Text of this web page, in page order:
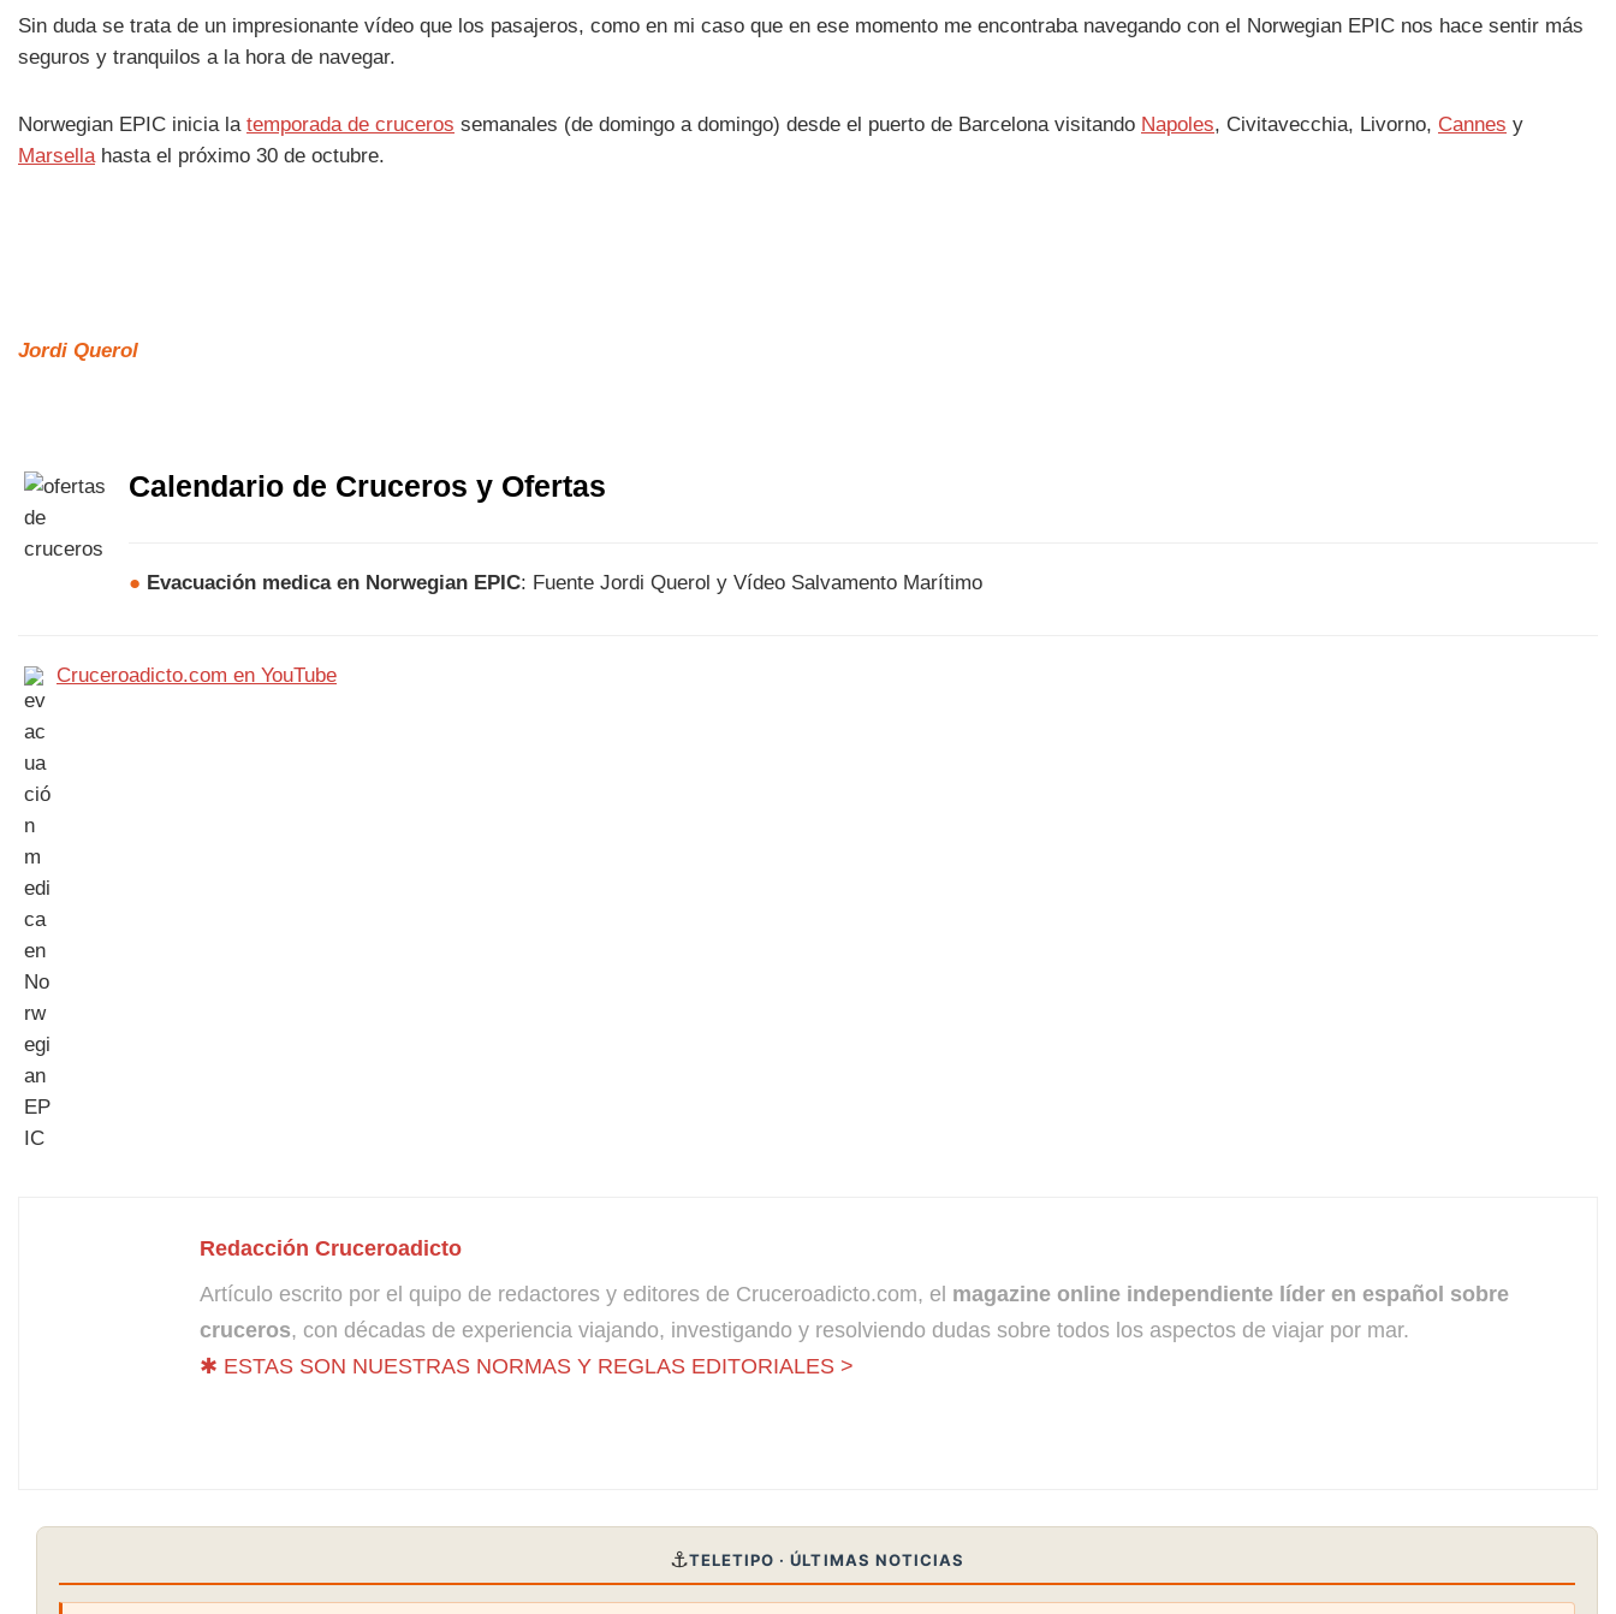
Sin duda se trata de un impresionante vídeo que los pasajeros, como en mi caso que en ese momento me encontraba navegando con el Norwegian EPIC nos hace sentir más
seguros y tranquilos a la hora de navegar.
Norwegian EPIC inicia la temporada de cruceros semanales (de domingo a domingo) desde el puerto de Barcelona visitando Napoles, Civitavecchia, Livorno, Cannes y
Marsella hasta el próximo 30 de octubre.
Jordi Querol
Calendario de Cruceros y Ofertas
● Evacuación medica en Norwegian EPIC: Fuente Jordi Querol y Vídeo Salvamento Marítimo
Cruceroadicto.com en YouTube
Redacción Cruceroadicto
Artículo escrito por el quipo de redactores y editores de Cruceroadicto.com, el magazine online independiente líder en español sobre
cruceros, con décadas de experiencia viajando, investigando y resolviendo dudas sobre todos los aspectos de viajar por mar.
✱ ESTAS SON NUESTRAS NORMAS Y REGLAS EDITORIALES >
⚓TELETIPO · ÚLTIMAS NOTICIAS